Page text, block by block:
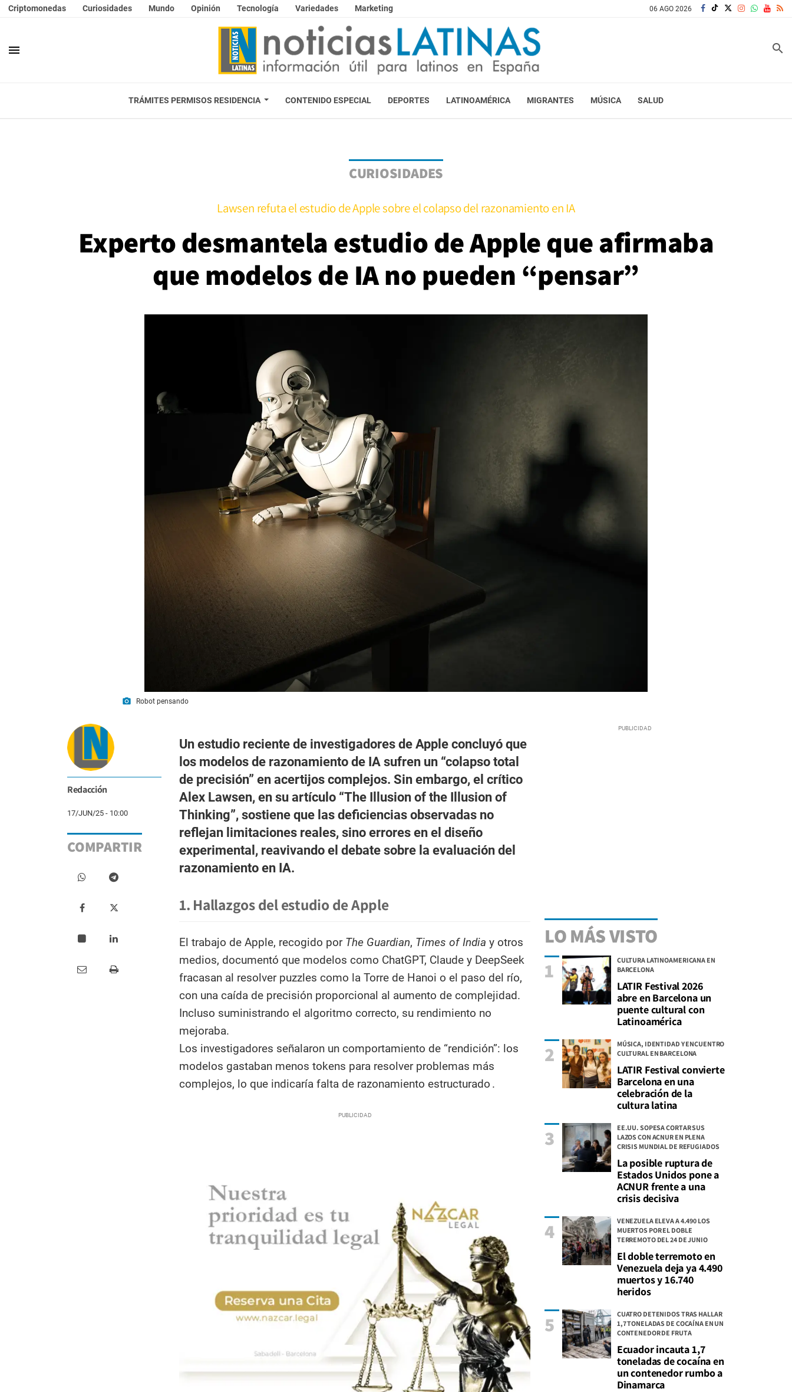
Criptomonedas Curiosidades Mundo Opinión Tecnología Variedades Marketing 06 AGO 2026
menu search
TRÁMITES PERMISOS RESIDENCIA CONTENIDO ESPECIAL DEPORTES LATINOAMÉRICA MIGRANTES MÚSICA SALUD
CURIOSIDADES
Lawsen refuta el estudio de Apple sobre el colapso del razonamiento en IA
Experto desmantela estudio de Apple que afirmaba
que modelos de IA no pueden “pensar”
photo_camera Robot pensando
Redacción
17/JUN/25 - 10:00
COMPARTIR
Un estudio reciente de investigadores de Apple concluyó que
los modelos de razonamiento de IA sufren un “colapso total
de precisión” en acertijos complejos. Sin embargo, el crítico
Alex Lawsen, en su artículo “The Illusion of the Illusion of
Thinking”, sostiene que las deficiencias observadas no
reflejan limitaciones reales, sino errores en el diseño
experimental, reavivando el debate sobre la evaluación del
razonamiento en IA.
1. Hallazgos del estudio de Apple
El trabajo de Apple, recogido por The Guardian, Times of India y otros
medios, documentó que modelos como ChatGPT, Claude y DeepSeek
fracasan al resolver puzzles como la Torre de Hanoi o el paso del río,
con una caída de precisión proporcional al aumento de complejidad.
Incluso suministrando el algoritmo correcto, su rendimiento no
mejoraba.
Los investigadores señalaron un comportamiento de “rendición”: los
modelos gastaban menos tokens para resolver problemas más
complejos, lo que indicaría falta de razonamiento estructurado .
LO MÁS VISTO
CULTURA LATINOAMERICANA EN
BARCELONA
LATIR Festival 2026
abre en Barcelona un
puente cultural con
Latinoamérica
1
MÚSICA, IDENTIDAD Y ENCUENTRO
CULTURAL EN BARCELONA
LATIR Festival convierte
Barcelona en una
celebración de la
cultura latina
2
EE.UU. SOPESA CORTAR SUS
LAZOS CON ACNUR EN PLENA
CRISIS MUNDIAL DE REFUGIADOS
La posible ruptura de
Estados Unidos pone a
ACNUR frente a una
crisis decisiva
3
VENEZUELA ELEVA A 4.490 LOS
MUERTOS POR EL DOBLE
TERREMOTO DEL 24 DE JUNIO
El doble terremoto en
Venezuela deja ya 4.490
muertos y 16.740
heridos
4
CUATRO DETENIDOS TRAS HALLAR
1,7 TONELADAS DE COCAÍNA EN UN
CONTENEDOR DE FRUTA
Ecuador incauta 1,7
toneladas de cocaína en
un contenedor rumbo a
Dinamarca
5